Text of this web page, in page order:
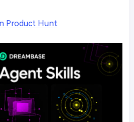
Product Hunt